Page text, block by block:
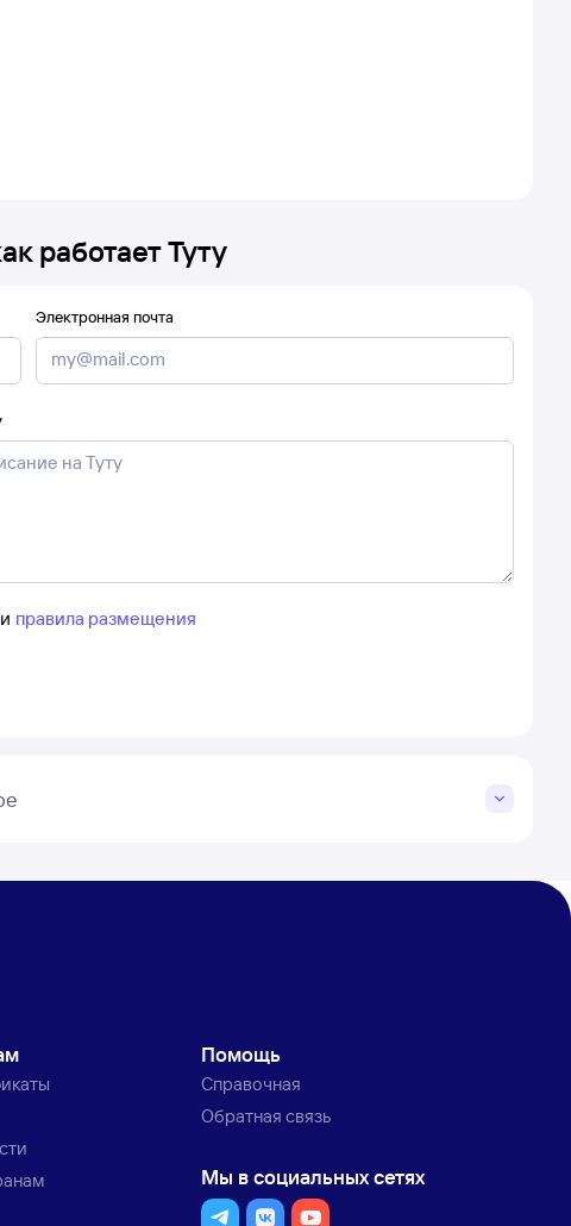
работает Туту
Электронная почта
и правила размещения
Помощь
Справочная
Обратная связь
Мы в социальных сетях